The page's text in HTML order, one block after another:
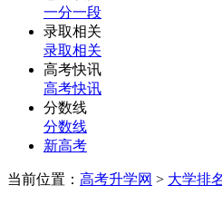
一分一段
录取相关
录取相关
高考快讯
高考快讯
分数线
分数线
新高考
当前位置： 高考升学网 > 大学排